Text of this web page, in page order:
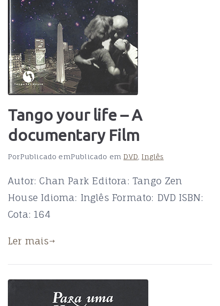
Tango your life – A
documentary Film
PorPublicado emPublicado em DVD Inglês
Autor: Chan Park Editora: Tango Zen
House Idioma: Inglês Formato: DVD ISBN:
Cota: 164
Ler mais